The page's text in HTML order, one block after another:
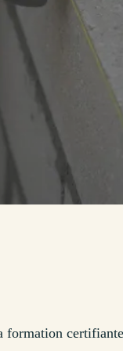
formation